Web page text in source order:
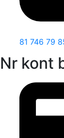
81 746 79
Nr kont